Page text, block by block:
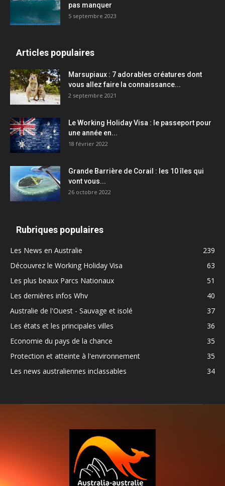
pas manquer
5 septembre 2023
Articles populaires
Marsupiaux : 7 adorables créatures dont
vous allez faire la connaissance...
2 septembre 2021
Le Working Holiday Visa : le passeport pour
une année en...
18 février 2022
Grande Barrière de Corail : les 10 îles qui
vont vous...
26 octobre 2022
Rubriques populaires
Les News en Australie
239
Découvrez le Working Holiday Visa
63
Les plus beaux Parcs Nationaux
51
Les dernières infos Whv
40
Australie de l'Ouest - Sauvage et isolé
37
Les états et les principales villes
36
Economie du pays de la chance
35
Protection et atteinte à l'environnement
35
Les news australiennes inclassables
34